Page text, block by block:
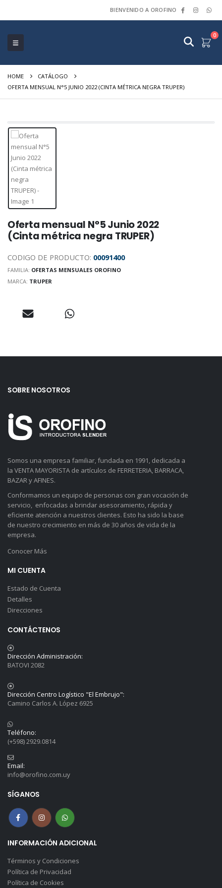
BIENVENIDO A OROFINO
0
HOME
CATÁLOGO
OFERTA MENSUAL N°5 JUNIO 2022 (CINTA MÉTRICA NEGRA TRUPER)
Oferta mensual N°5 Junio 2022
(Cinta métrica negra TRUPER)
CODIGO DE PRODUCTO: 00091400
FAMILIA: OFERTAS MENSUALES OROFINO
MARCA: TRUPER
SOBRE NOSOTROS
Somos una empresa familiar, fundada en 1991, dedicada a
la VENTA MAYORISTA de artículos de FERRETERIA, BARRACA,
BAZAR y AFINES.
Conformamos un equipo de personas con gran vocación de
servicio, enfocadas a brindar asesoramiento, rápida y
eficiente atención a nuestros clientes. Esto ha sido la base
de nuestro crecimiento en más de 30 años de vida de la
empresa.
Conocer Más
MI CUENTA
Estado de Cuenta
Detalles
Direcciones
CONTÁCTENOS
Dirección Administración:
BATOVI 2082
Dirección Centro Logístico "El Embrujo":
Camino Carlos A. López 6925
Teléfono:
(+598) 2929.0814
Email:
info@orofino.com.uy
SÍGANOS
INFORMACIÓN ADICIONAL
Términos y Condiciones
Política de Privacidad
Política de Cookies